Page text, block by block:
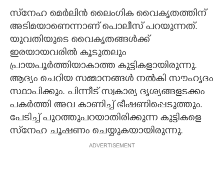
സ്‌നേഹ മെർലിൻ ലൈംഗിക വൈകൃതത്തിന്
അടിമയാണെന്നാണ് പൊലീസ് പറയുന്നത്.
യുവതിയുടെ വൈകൃതങ്ങൾക്ക്
ഇരയായവരിൽ കൂടുതലും
പ്രായപൂർത്തിയാകാത്ത കുട്ടികളായിരുന്നു.
ആദ്യം ചെറിയ സമ്മാനങ്ങൾ നൽകി സൗഹൃദം
സ്ഥാപിക്കും. പിന്നീട് സ്വകാര്യ ദൃശ്യങ്ങളടക്കം
പകർത്തി അവ കാണിച്ച് ഭീഷണിപ്പെടുത്തും.
പേടിച്ച് പുറത്തുപറയാതിരിക്കുന്ന കുട്ടികളെ
സ്‌നേഹ ചൂഷണം ചെയ്യുകയായിരുന്നു.
ADVERTISEMENT